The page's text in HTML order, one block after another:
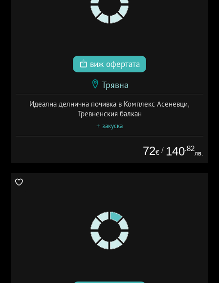
виж офертата
Трявна
Идеална делнична почивка в Комплекс Асеневци,
Тревненския балкан
+ закуска
72€ / 140.82
лв.